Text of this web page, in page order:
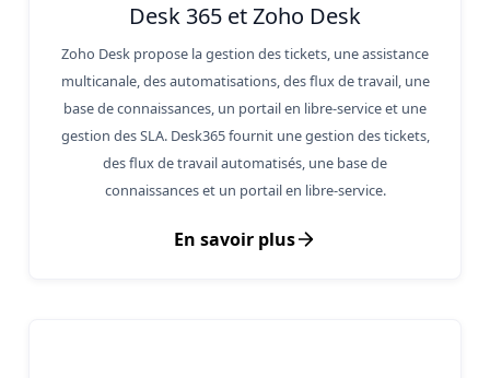
Desk 365 et Zoho Desk
Zoho Desk propose la gestion des tickets, une assistance
multicanale, des automatisations, des flux de travail, une
base de connaissances, un portail en libre-service et une
gestion des SLA. Desk365 fournit une gestion des tickets,
des flux de travail automatisés, une base de
connaissances et un portail en libre-service.
En savoir plus